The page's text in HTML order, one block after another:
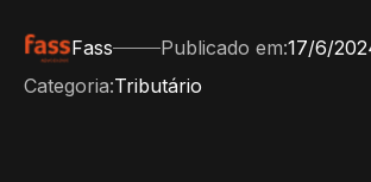
Fass Publicado em:17/6/
Categoria:Tributário